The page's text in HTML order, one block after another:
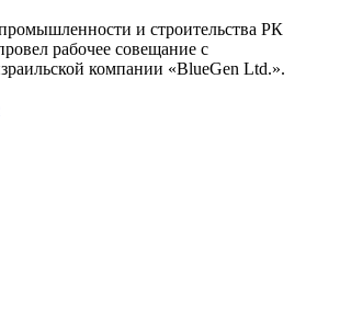
и строительства РК
рабочее совещание с
компании «BlueGen Ltd.».